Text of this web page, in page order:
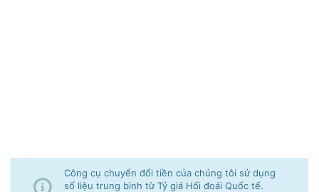
Công cụ chuyển đổi tiền của chúng tôi sử dụng
số liệu trung bình từ Tỷ giá Hối đoái Quốc tế.